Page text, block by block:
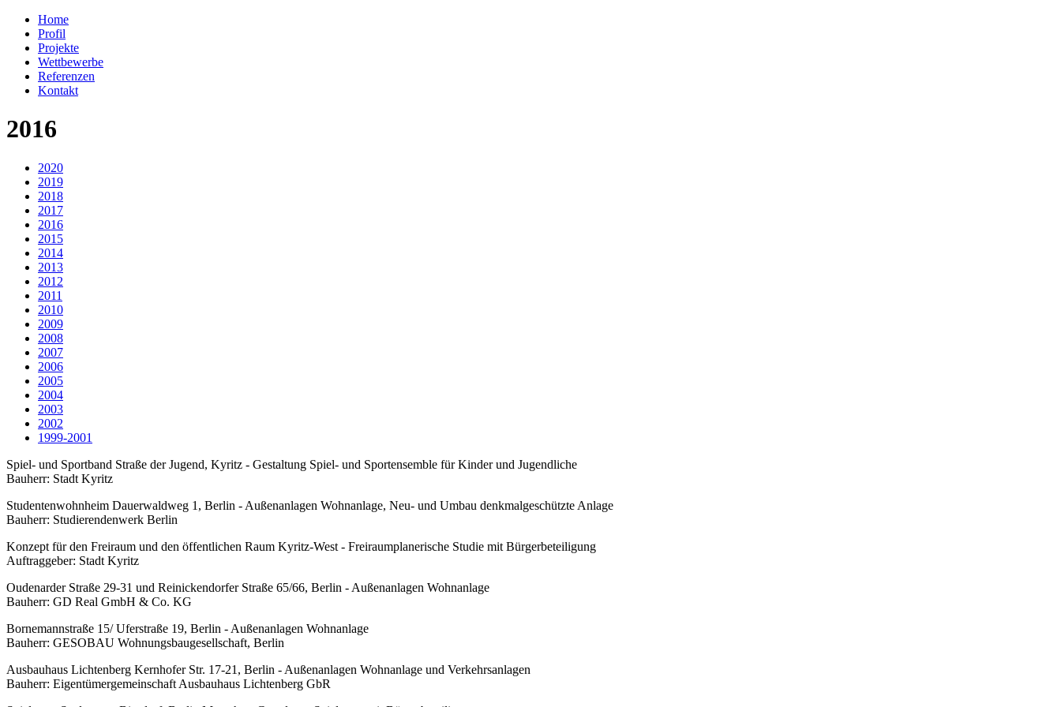
Home
Profil
Projekte
Wettbewerbe
Referenzen
Kontakt
2016
2020
2019
2018
2017
2016
2015
2014
2013
2012
2011
2010
2009
2008
2007
2006
2005
2004
2003
2002
1999-2001
Spiel- und Sportband Straße der Jugend, Kyritz - Gestaltung Spiel- und Sportensemble für Kinder und Jugendliche
Bauherr: Stadt Kyritz
Studentenwohnheim Dauerwaldweg 1, Berlin - Außenanlagen Wohnanlage, Neu- und Umbau denkmalgeschützte Anlage
Bauherr: Studierendenwerk Berlin
Konzept für den Freiraum und den öffentlichen Raum Kyritz-West - Freiraumplanerische Studie mit Bürgerbeteiligung
Auftraggeber: Stadt Kyritz
Oudenarder Straße 29-31 und Reinickendorfer Straße 65/66, Berlin - Außenanlagen Wohnanlage
Bauherr: GD Real GmbH & Co. KG
Bornemannstraße 15/ Uferstraße 19, Berlin - Außenanlagen Wohnanlage
Bauherr: GESOBAU Wohnungsbaugesellschaft, Berlin
Ausbauhaus Lichtenberg Kernhofer Str. 17-21, Berlin - Außenanlagen Wohnanlage und Verkehrsanlagen
Bauherr: Eigentümergemeinschaft Ausbauhaus Lichtenberg GbR